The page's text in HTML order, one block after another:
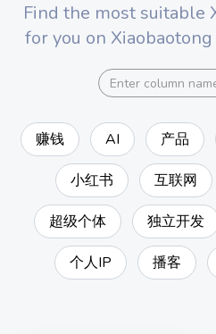
Find the most suitable
for you on
赚钱
AI 产品
小红书 互联网
超级个体 独立开发
个人IP 播客